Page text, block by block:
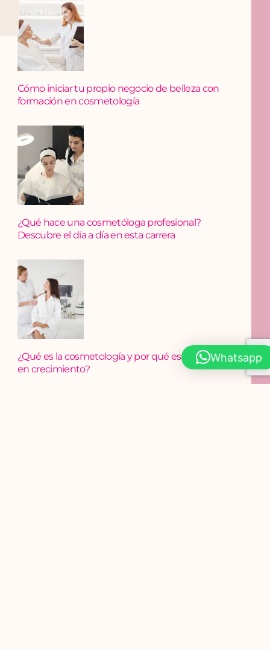
Cómo iniciar tu propio negocio de belleza con
formación en cosmetología
¿Qué hace una cosmetóloga profesional?
Descubre el día a día en esta carrera
¿Qué es la cosmetología y por qué es una carrera
en crecimiento?